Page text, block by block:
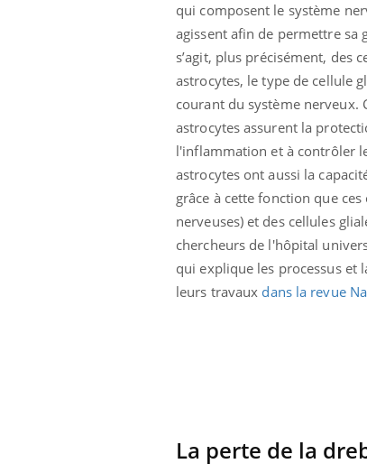
qui composent le système
agissent afin de permettre sa
s’agit, plus précisément, des
astrocytes, le type de cellule
courant du système nerveux.
astrocytes assurent la
l'inflammation et à contrôler
astrocytes ont aussi la
grâce à cette fonction que
nerveuses) et des cellules
chercheurs de l'hôpital
qui explique les processus et
leurs travaux dans la revue
La perte de la